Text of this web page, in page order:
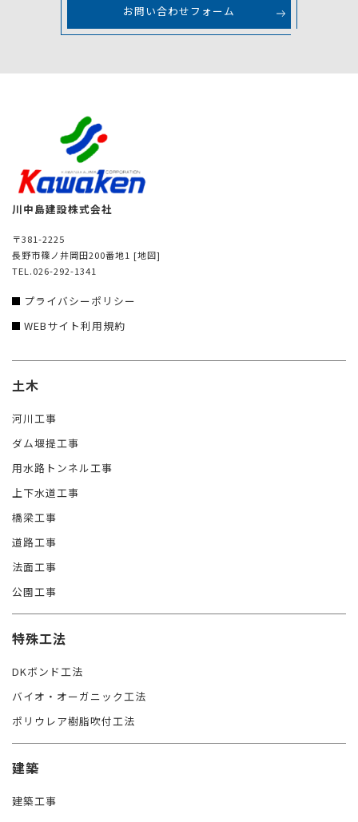
お問い合わせフォーム
川中島建設株式会社
〒381-2225
長野市篠ノ井岡田200番地1 [地図]
TEL.026-292-1341
プライバシーポリシー
WEBサイト利用規約
土木
河川工事
ダム堰提工事
用水路トンネル工事
上下水道工事
橋梁工事
道路工事
法面工事
公園工事
特殊工法
DKボンド工法
バイオ・オーガニック工法
ポリウレア樹脂吹付工法
建築
建築工事